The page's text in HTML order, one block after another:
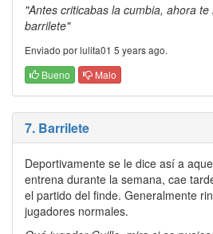
"Antes criticabas la cumbia, ahora
barrilete"
Enviado por lulita01 5 years ago.
Bueno
Malo
7. Barrilete
Deportivamente se le dice así a
entrena durante la semana, cae
el partido del finde. Generalmente
jugadores normales.